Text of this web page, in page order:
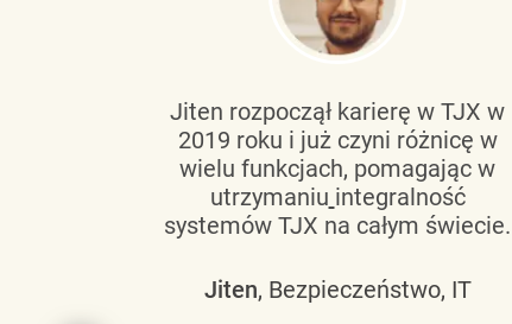
Jiten rozpoczął karierę w TJX w
2019 roku i już czyni różnicę w
wielu funkcjach, pomagając w
utrzymaniu integralność
systemów TJX na całym świecie.
Jiten, Bezpieczeństwo, IT